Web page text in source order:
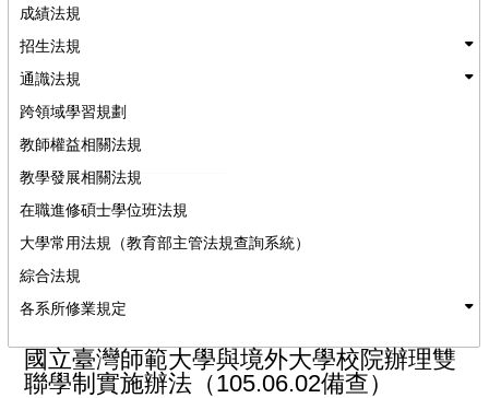
成績法規
招生法規
通識法規
跨領域學習規劃
教師權益相關法規
教學發展相關法規
在職進修碩士學位班法規
大學常用法規（教育部主管法規查詢系統）
綜合法規
各系所修業規定
國立臺灣師範大學與境外大學校院辦理雙
聯學制實施辦法（105.06.02備查）